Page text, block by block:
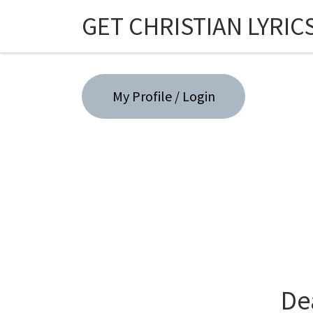
Skip to contentGET CHRISTIAN
My Profile / Login